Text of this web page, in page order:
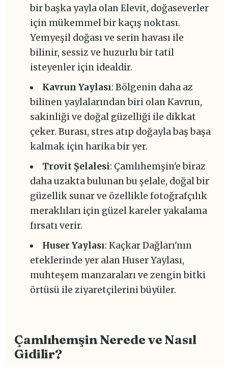
bir başka yayla olan Elevit, doğaseverler
için mükemmel bir kaçış noktası.
Yemyeşil doğası ve serin havası ile
bilinir, sessiz ve huzurlu bir tatil
isteyenler için idealdir.
Kavrun Yaylası: Bölgenin daha az
bilinen yaylalarından biri olan Kavrun,
sakinliği ve doğal güzelliği ile dikkat
çeker. Burası, stres atıp doğayla baş başa
kalmak için harika bir yer.
Trovit Şelalesi: Çamlıhemşin'e biraz
daha uzakta bulunan bu şelale, doğal bir
güzellik sunar ve özellikle fotoğrafçılık
meraklıları için güzel kareler yakalama
fırsatı verir.
Huser Yaylası: Kaçkar Dağları'nın
eteklerinde yer alan Huser Yaylası,
muhteşem manzaraları ve zengin bitki
örtüsü ile ziyaretçilerini büyüler.
Çamlıhemşin Nerede ve Nasıl
Gidilir?